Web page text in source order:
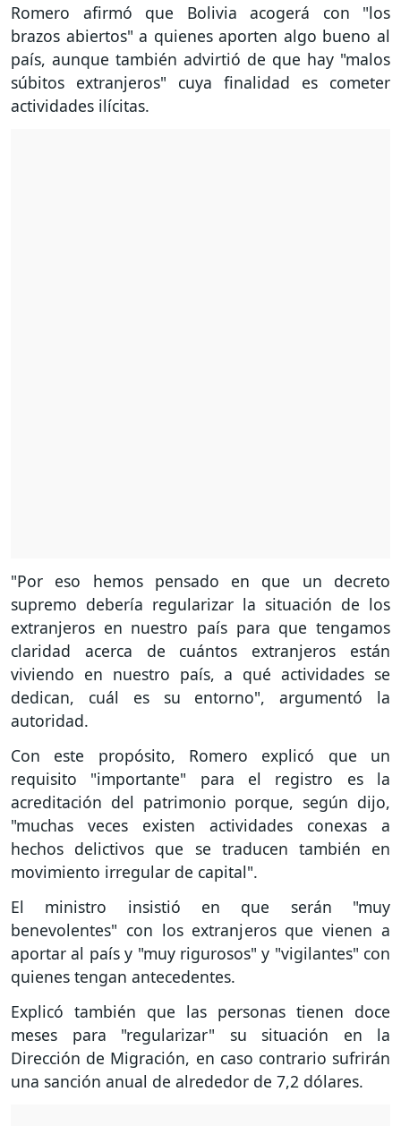
Romero afirmó que Bolivia acogerá con "los
brazos abiertos" a quienes aporten algo bueno al
país, aunque también advirtió de que hay "malos
súbitos extranjeros" cuya finalidad es cometer
actividades ilícitas.
"Por eso hemos pensado en que un decreto
supremo debería regularizar la situación de los
extranjeros en nuestro país para que tengamos
claridad acerca de cuántos extranjeros están
viviendo en nuestro país, a qué actividades se
dedican, cuál es su entorno", argumentó la
autoridad.
Con este propósito, Romero explicó que un
requisito "importante" para el registro es la
acreditación del patrimonio porque, según dijo,
"muchas veces existen actividades conexas a
hechos delictivos que se traducen también en
movimiento irregular de capital".
El ministro insistió en que serán "muy
benevolentes" con los extranjeros que vienen a
aportar al país y "muy rigurosos" y "vigilantes" con
quienes tengan antecedentes.
Explicó también que las personas tienen doce
meses para "regularizar" su situación en la
Dirección de Migración, en caso contrario sufrirán
una sanción anual de alrededor de 7,2 dólares.